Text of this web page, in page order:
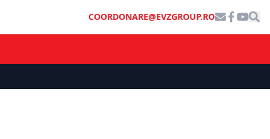
COORDONARE@EVZGROUP.RO